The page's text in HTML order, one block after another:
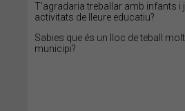
T'agradaria treballar amb infants i
activitats de lleure educatiu?
Sabies que és un lloc de teball
municipi?